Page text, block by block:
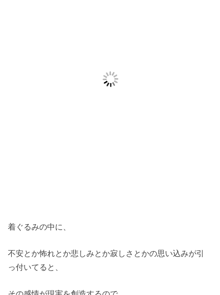
着ぐるみの中に、
不安とか怖れとか悲しみとか寂しさとかの思い込みが引
っ付いてると、